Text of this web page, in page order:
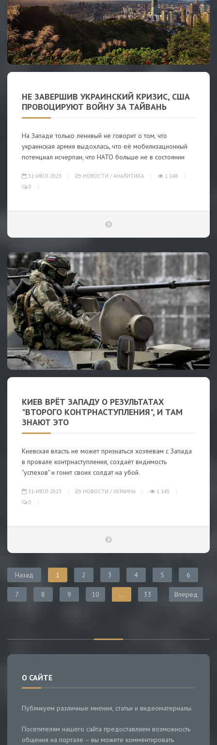
НЕ ЗАВЕРШИВ УКРАИНСКИЙ КРИЗИС, США
ПРОВОЦИРУЮТ ВОЙНУ ЗА ТАЙВАНЬ
На Западе только ленивый не говорит о том, что
украинская армия выдохлась, что её мобилизационный
потенциал исчерпан, что НАТО больше не в состоянии
31-ИЮЛ-2023 НОВОСТИ / АНАЛИТИКА
1 148
0
КИЕВ ВРЁТ ЗАПАДУ О РЕЗУЛЬТАТАХ
"ВТОРОГО КОНТРНАСТУПЛЕНИЯ", И ТАМ
ЗНАЮТ ЭТО
Киевская власть не может признаться хозяевам с Запада
в провале контрнаступления, создаёт видимость
"успехов" и гонит своих солдат на убой.
31-ИЮЛ-2023 НОВОСТИ / УКРАИНА
1 145
0
Назад 1 2 3 4 5 6
7 8 9 10 ... 33 Вперед
О САЙТЕ
Публикуем различные мнения, статьи и видеоматериалы.
Посетителям нашего сайта предоставляем возможность
общения на портале – вы можете комментировать